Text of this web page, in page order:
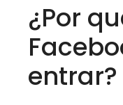
¿Por
entrar?